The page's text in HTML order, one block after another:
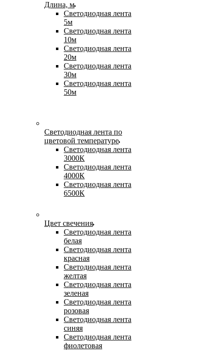
Длина, м
Светодиодная лента
5м
Светодиодная лента
10м
Светодиодная лента
20м
Светодиодная лента
30м
Светодиодная лента
50м
Светодиодная лента по
цветовой температуре
Светодиодная лента
3000К
Светодиодная лента
4000К
Светодиодная лента
6500К
Цвет свечения
Светодиодная лента
белая
Светодиодная лента
красная
Светодиодная лента
желтая
Светодиодная лента
зеленая
Светодиодная лента
розовая
Светодиодная лента
синяя
Светодиодная лента
фиолетовая